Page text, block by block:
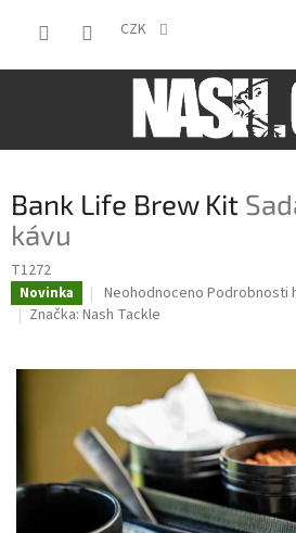
CZK
Bank Life Brew Kit
kávu
T1272
Novinka
Průměrné
hodnocení
0,0
5
hvězdiček.
Neohodnoceno Podrobnosti
Značka: Nash Tackle